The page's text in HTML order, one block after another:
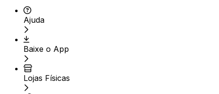
Ajuda
Baixe o App
Lojas Físicas